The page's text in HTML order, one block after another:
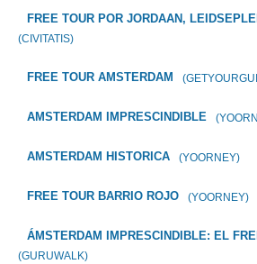
FREE TOUR POR JORDAAN,
(CIVITATIS)
FREE TOUR AMSTERDAM
AMSTERDAM IMPRESCINDIBLE
AMSTERDAM HISTORICA (YOORNEY)
FREE TOUR BARRIO ROJO (YOORNEY)
ÁMSTERDAM IMPRESCINDIBLE: EL
(GURUWALK)